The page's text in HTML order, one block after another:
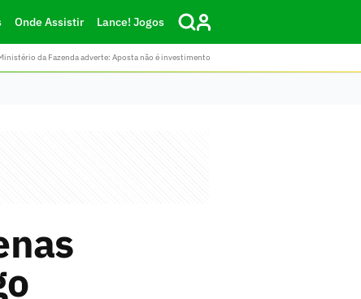
Onde Assistir Lance! Jogos
da Fazenda adverte: Aposta não é investimento